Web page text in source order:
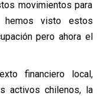
movimientos para
visto estos
pero ahora el
financiero local,
activos chilenos, la